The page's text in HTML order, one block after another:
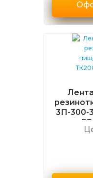
3П-300-